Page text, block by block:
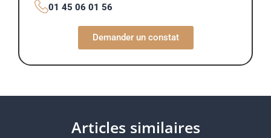
01 45 06 01 56
Demander un constat
Articles similaires